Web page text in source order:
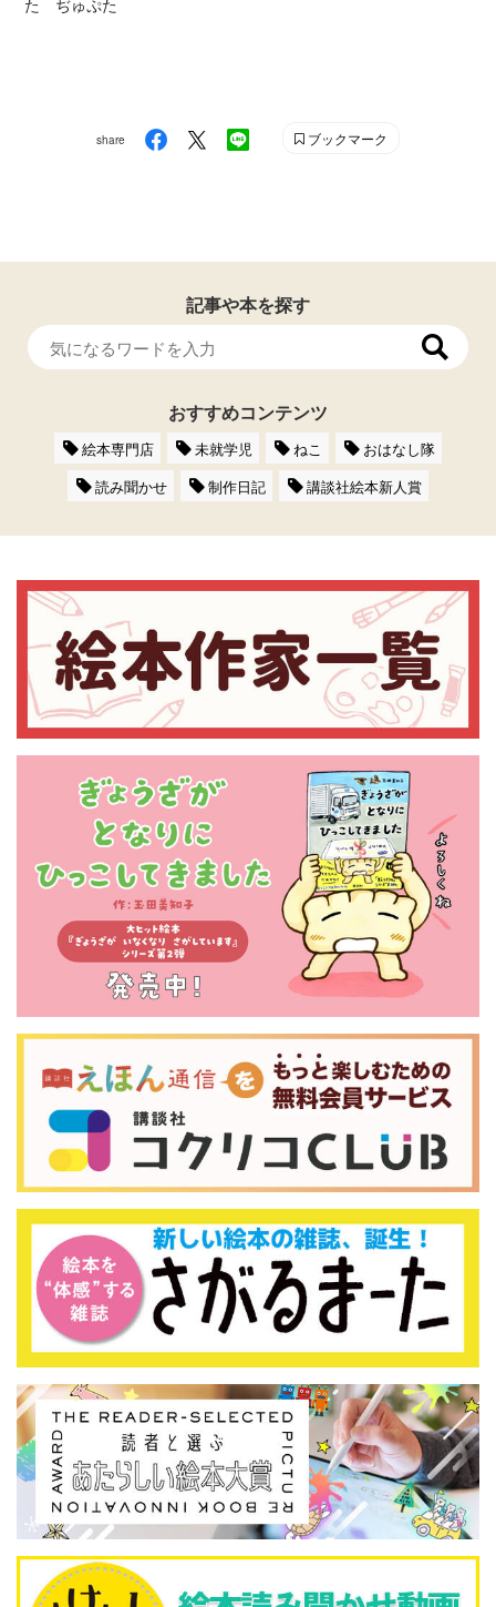
た ぢゅぷた
share ブックマーク
記事や本を探す
おすすめコンテンツ
絵本専門店 未就学児 ねこ
おはなし隊
読み聞かせ
制作日記 講談社絵本新人賞